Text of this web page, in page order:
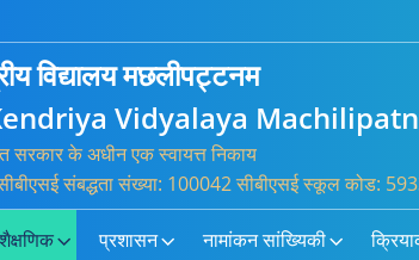
विद्यालय मछलीपट्टनम
Vidyalaya
सरकार के अधीन एक स्वायत्त निकाय
संबद्धता संख्या: 100042 सीबीएसई स्कूल कोड:
शैक्षणिक प्रशासन नामांकन सांख्यिकी